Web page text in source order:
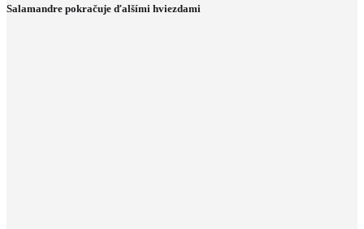
Salamandre pokračuje ďalšími hviezdami